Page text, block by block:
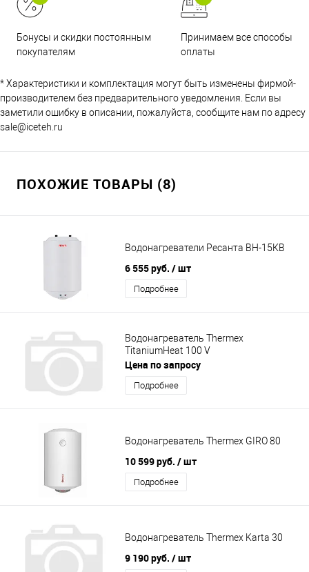
Бонусы и скидки постоянным
покупателям
Принимаем все способы
оплаты
* Характеристики и комплектация могут быть изменены фирмой-
производителем без предварительного уведомления. Если вы
заметили ошибку в описании, пожалуйста, сообщите нам по адресу
sale@iceteh.ru
ПОХОЖИЕ ТОВАРЫ (8)
Водонагреватели Ресанта BH-15КВ
6 555 руб. / шт
Подробнее
Водонагреватель Thermex
TitaniumHeat 100 V
Цена по запросу
Подробнее
Водонагреватель Thermex GIRO 80
10 599 руб. / шт
Подробнее
Водонагреватель Thermex Karta 30
9 190 руб. / шт